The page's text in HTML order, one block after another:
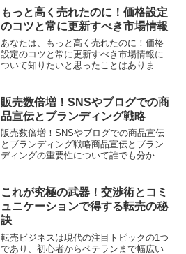
の要素が合わさった転売スキルは、多く
の人々にとって非常に興味深...
もっと高く売れたのに！価格設定
のコツと常に更新すべき市場情報
あなたは、もっと高く売れたのに！価格
設定のコツと常に更新すべき市場情報に
ついて知りたいと思ったことはありませ
いでください！この記事では、分かりや
すく誰でも読めるスタイル...
販売数倍増！SNSやブログでの商
品宣伝とブランディング戦略
販売数倍増！SNSやブログでの商品宣伝
とブランディング戦略商品宣伝とブラン
ディングの重要性について誰でも分かり
ができます。実際にSNSにおける商品宣
伝の実施方法やブロ...
これが究極の武器！交渉術とコミ
ュニケーションで得する転売の秘
訣
転売ビジネスは現代の注目トピックの1つ
であり、初心者からベテランまで幅広い